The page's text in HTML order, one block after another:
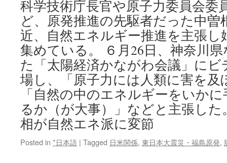
科学技術庁長官や原子力委員会委
ど、原発推進の先駆者だった中曽
近、自然エネルギー推進を主張し
集めている。 ６月26日、神奈川
た「太陽経済かながわ会議」に
場し、「原子力には人類に害を及
「自然の中のエネルギーをいか
るか（が大事）」などと主張し
相が自然エネ派に変節
Posted in *日本語 | Tagged 日米関係, 東日本大震災・福島原発,